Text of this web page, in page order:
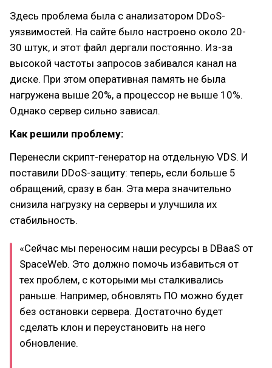
Здесь проблема была с анализатором DDoS-
уязвимостей. На сайте было настроено около 20-
30 штук, и этот файл дергали постоянно. Из-за
высокой частоты запросов забивался канал на
диске. При этом оперативная память не была
нагружена выше 20%, а процессор не выше 10%.
Однако сервер сильно зависал.
Как решили проблему:
Перенесли скрипт-генератор на отдельную VDS. И
поставили DDoS-защиту: теперь, если больше 5
обращений, сразу в бан. Эта мера значительно
снизила нагрузку на серверы и улучшила их
стабильность.
«‎Сейчас мы переносим наши ресурсы в DBaaS от
SpaceWeb. Это должно помочь избавиться от
тех проблем, с которыми мы сталкивались
раньше. Например, обновлять ПО можно будет
без остановки сервера. Достаточно будет
сделать клон и переустановить на него
обновление.